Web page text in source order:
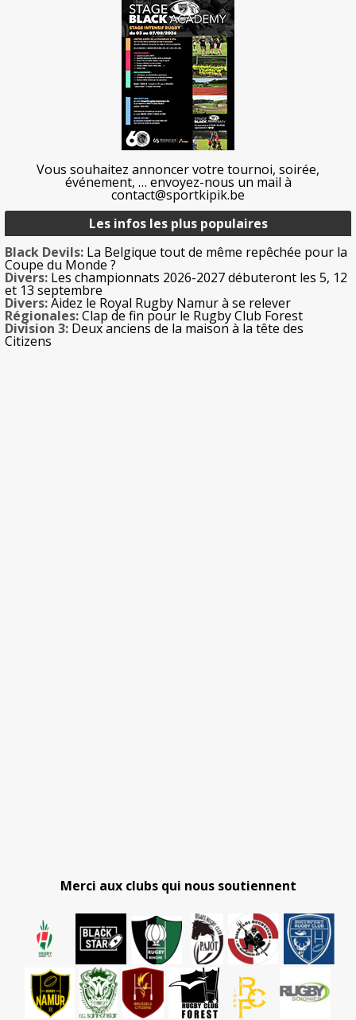
Vous souhaitez annoncer votre tournoi, soirée,
événement, … envoyez-nous un mail à
contact@sportkipik.be
Les infos les plus populaires
Black Devils: La Belgique tout de même repêchée pour la
Coupe du Monde ?
Divers: Les championnats 2026-2027 débuteront les 5, 12
et 13 septembre
Divers:Aidez le Royal Rugby Namur à se relever
Régionales:Clap de fin pour le Rugby Club Forest
Division 3: Deux anciens de la maison à la tête des
Citizens
Merci aux clubs qui nous soutiennent